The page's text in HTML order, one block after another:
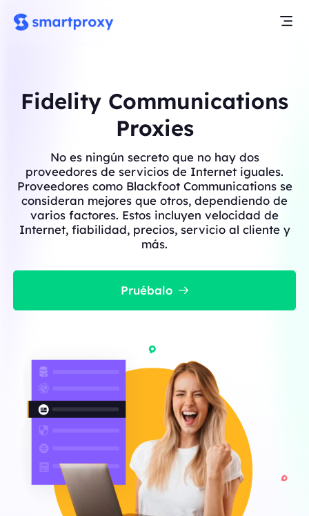
Fidelity Communications
Proxies
No es ningún secreto que no hay dos
proveedores de servicios de Internet iguales.
Proveedores como Blackfoot Communications se
consideran mejores que otros, dependiendo de
varios factores. Estos incluyen velocidad de
Internet, fiabilidad, precios, servicio al cliente y
más.
Pruébalo